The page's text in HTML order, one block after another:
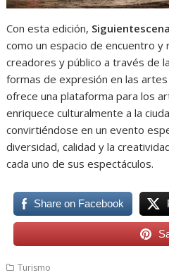
Con esta edición, Siguientescena
como un espacio de encuentro
creadores y público a través de
formas de expresión en las
ofrece una plataforma para los
enriquece culturalmente a la
convirtiéndose en un evento
diversidad, calidad y la
cada uno de sus espectáculos.
Share on Facebook
Turismo